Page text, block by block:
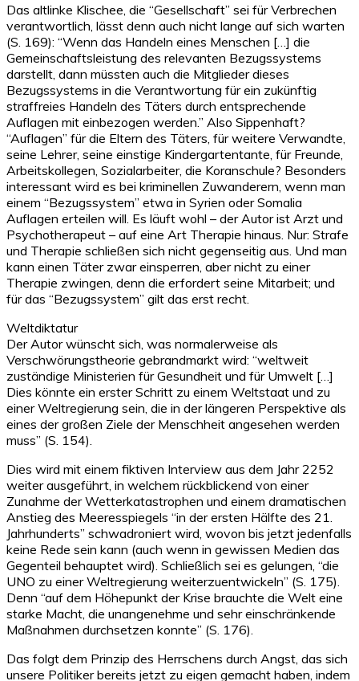
Das altlinke Klischee, die “Gesellschaft” sei für Verbrechen
verantwortlich, lässt denn auch nicht lange auf sich warten
(S. 169): “Wenn das Handeln eines Menschen […] die
Gemeinschaftsleistung des relevanten Bezugssystems
darstellt, dann müssten auch die Mitglieder dieses
Bezugssystems in die Verantwortung für ein zukünftig
straffreies Handeln des Täters durch entsprechende
Auflagen mit einbezogen werden.” Also Sippenhaft?
“Auflagen” für die Eltern des Täters, für weitere Verwandte,
seine Lehrer, seine einstige Kindergartentante, für Freunde,
Arbeitskollegen, Sozialarbeiter, die Koranschule? Besonders
interessant wird es bei kriminellen Zuwanderern, wenn man
einem “Bezugssystem” etwa in Syrien oder Somalia
Auflagen erteilen will. Es läuft wohl – der Autor ist Arzt und
Psychotherapeut – auf eine Art Therapie hinaus. Nur: Strafe
und Therapie schließen sich nicht gegenseitig aus. Und man
kann einen Täter zwar einsperren, aber nicht zu einer
Therapie zwingen, denn die erfordert seine Mitarbeit; und
für das “Bezugssystem” gilt das erst recht.
Weltdiktatur
Der Autor wünscht sich, was normalerweise als
Verschwörungstheorie gebrandmarkt wird: “weltweit
zuständige Ministerien für Gesundheit und für Umwelt […]
Dies könnte ein erster Schritt zu einem Weltstaat und zu
einer Weltregierung sein, die in der längeren Perspektive als
eines der großen Ziele der Menschheit angesehen werden
muss” (S. 154).
Dies wird mit einem fiktiven Interview aus dem Jahr 2252
weiter ausgeführt, in welchem rückblickend von einer
Zunahme der Wetterkatastrophen und einem dramatischen
Anstieg des Meeresspiegels “in der ersten Hälfte des 21.
Jahrhunderts” schwadroniert wird, wovon bis jetzt jedenfalls
keine Rede sein kann (auch wenn in gewissen Medien das
Gegenteil behauptet wird). Schließlich sei es gelungen, “die
UNO zu einer Weltregierung weiterzuentwickeln” (S. 175).
Denn “auf dem Höhepunkt der Krise brauchte die Welt eine
starke Macht, die unangenehme und sehr einschränkende
Maßnahmen durchsetzen konnte” (S. 176).
Das folgt dem Prinzip des Herrschens durch Angst, das sich
unsere Politiker bereits jetzt zu eigen gemacht haben, indem